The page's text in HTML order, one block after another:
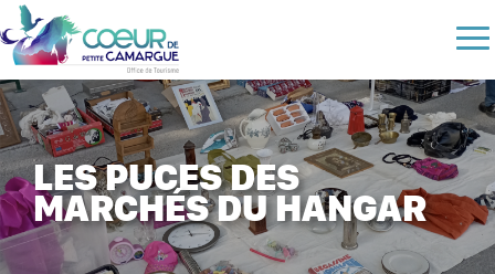
Aller
au
contenu
principal
LES PUCES DES
MARCHÉS DU HANGAR